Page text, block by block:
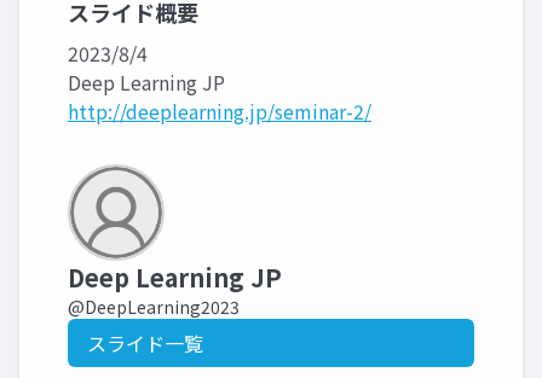
スライド概要
2023/8/4
Deep Learning JP
http://deeplearning.jp/seminar-2/
Deep Learning JP
@DeepLearning2023
スライド一覧